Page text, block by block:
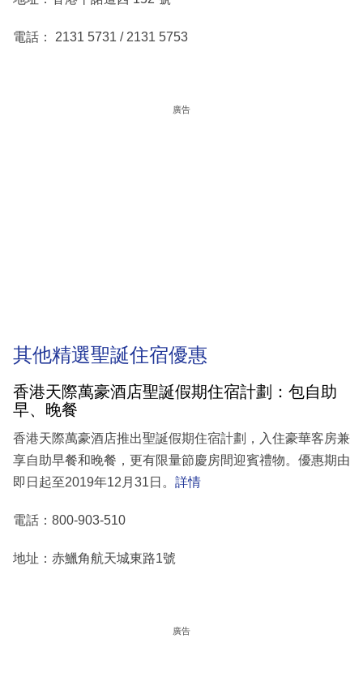
電話： 2131 5731 / 2131 5753
廣告
其他精選聖誕住宿優惠
香港天際萬豪酒店聖誕假期住宿計劃：包自助
早、晚餐
香港天際萬豪酒店推出聖誕假期住宿計劃，入住豪華客房兼
享自助早餐和晚餐，更有限量節慶房間迎賓禮物。優惠期由
即日起至2019年12月31日。 詳情
電話：800-903-510
地址：赤鱲角航天城東路1號
廣告